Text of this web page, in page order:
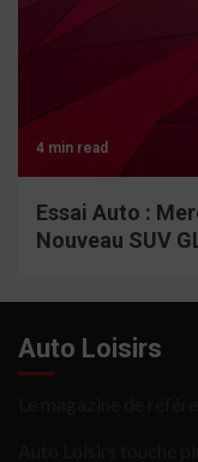
4 min read
Essai Auto :
Nouveau SUV
Auto Loisirs